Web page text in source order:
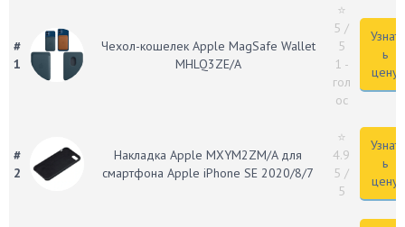
#
1
Чехол-кошелек Apple MagSafe Wallet
MHLQ3ZE/A
⭐
5 /
5
1 -
гол
ос
Узнат
ь
цену
#
2
Накладка Apple MXYM2ZM/A для
смартфона Apple iPhone SE 2020/8/7
⭐
4.9
5 /
5
Узнат
ь
цену